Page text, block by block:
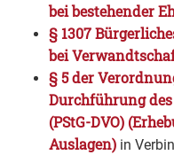
bei bestehender
§ 1307
bei
§ 5 der
Durchführung
(PStG-DVO)
Auslagen) in